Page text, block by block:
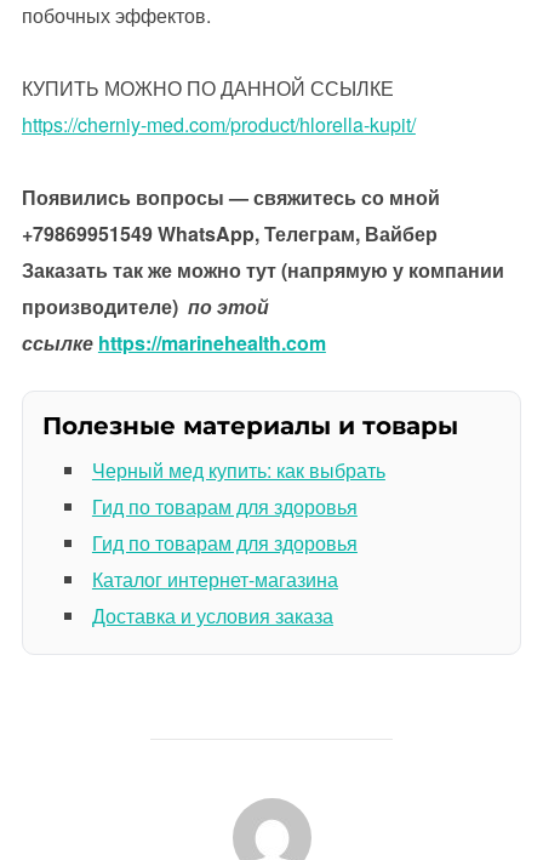
побочных эффектов.
КУПИТЬ МОЖНО ПО ДАННОЙ ССЫЛКЕ
https://cherniy-med.com/product/hlorella-kupit/
Появились вопросы — свяжитесь со мной
+79869951549 WhatsApp, Телеграм, Вайбер
Заказать так же можно тут (напрямую у компании
производителе) по этой
ссылке https://marinehealth.com
Полезные материалы и товары
Черный мед купить: как выбрать
Гид по товарам для здоровья
Гид по товарам для здоровья
Каталог интернет-магазина
Доставка и условия заказа
АВТОР ЗАПИСИ